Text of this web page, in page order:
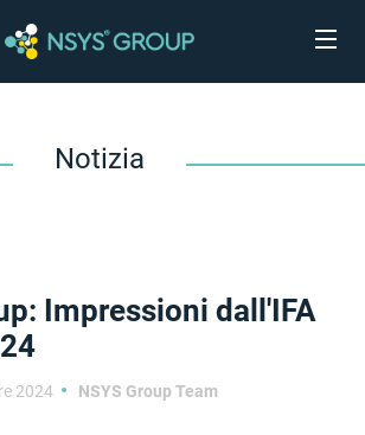
Notizia
Impressioni dall'IFA
2024
NSYS Group Team